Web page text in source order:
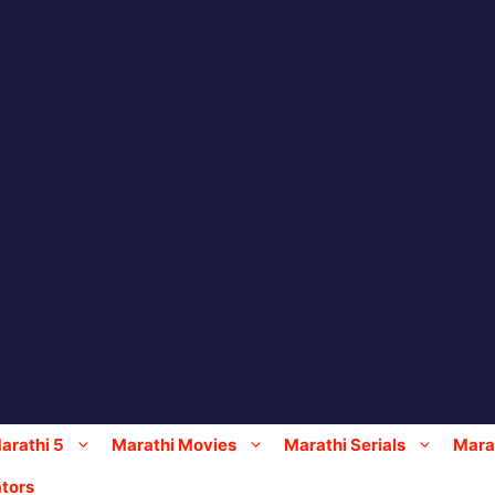
5 Marathi Movies Marathi Serials